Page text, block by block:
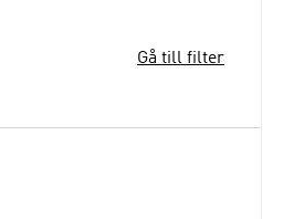
Gå till filter